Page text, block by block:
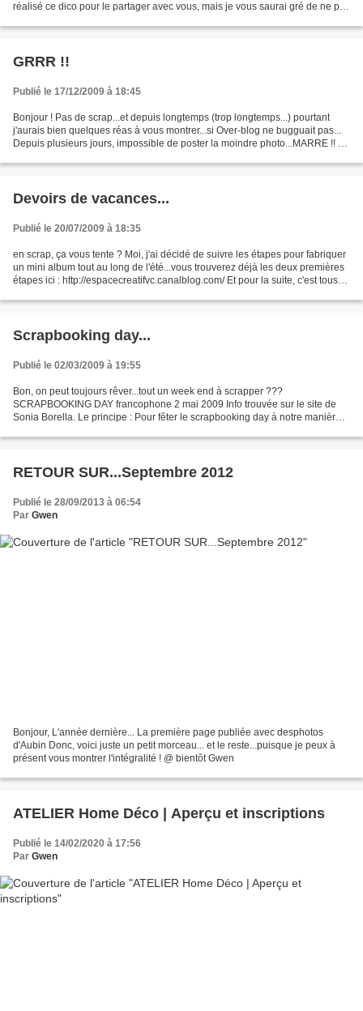
réalisé ce dico pour le partager avec vous, mais je vous saurai gré de ne pas
GRRR !!
Publié le 17/12/2009 à 18:45
Bonjour ! Pas de scrap...et depuis longtemps (trop longtemps...) pourtant
j'aurais bien quelques réas à vous montrer...si Over-blog ne bugguait pas...
Depuis plusieurs jours, impossible de poster la moindre photo...MARRE !! Je
Devoirs de vacances...
Publié le 20/07/2009 à 18:35
en scrap, ça vous tente ? Moi, j'ai décidé de suivre les étapes pour fabriquer
un mini album tout au long de l'été...vous trouverez déjà les deux premières
étapes ici : http://espacecreatifvc.canalblog.com/ Et pour la suite, c'est tous
Scrapbooking day...
Publié le 02/03/2009 à 19:55
Bon, on peut toujours rêver...tout un week end à scrapper ???
SCRAPBOOKING DAY francophone 2 mai 2009 Info trouvée sur le site de
Sonia Borella. Le principe : Pour fêter le scrapbooking day à notre manière,
RETOUR SUR...Septembre 2012
Publié le 28/09/2013 à 06:54
Par Gwen
Bonjour, L'année dernière... La première page publiée avec desphotos
d'Aubin Donc, voici juste un petit morceau... et le reste...puisque je peux à
présent vous montrer l'intégralité ! @ bientôt Gwen
ATELIER Home Déco | Aperçu et inscriptions
Publié le 14/02/2020 à 17:56
Par Gwen